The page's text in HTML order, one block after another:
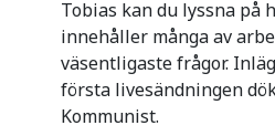
Tobias kan du lyssna på
innehåller många av
väsentligaste frågor.
första livesändningen
Kommunist.